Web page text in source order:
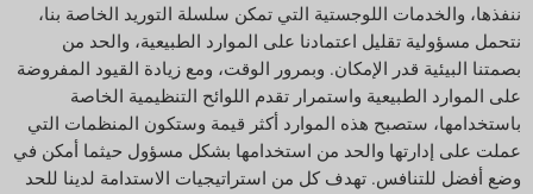
ننفذها، والخدمات اللوجستية التي تمكن سلسلة التوريد الخاصة بنا،
نتحمل مسؤولية تقليل اعتمادنا على الموارد الطبيعية، والحد من
بصمتنا البيئية قدر الإمكان. وبمرور الوقت، ومع زيادة القيود المفروضة
على الموارد الطبيعية واستمرار تقدم اللوائح التنظيمية الخاصة
باستخدامها، ستصبح هذه الموارد أكثر قيمة وستكون المنظمات التي
عملت على إدارتها والحد من استخدامها بشكل مسؤول حيثما أمكن في
وضع أفضل للتنافس. تهدف كل من استراتيجيات الاستدامة لدينا للحد